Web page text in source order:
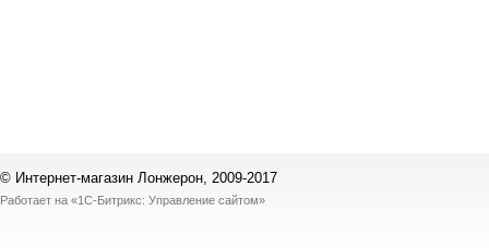
© Интернет-магазин Лонжерон, 2009-2017
Работает на «1С-Битрикс: Управление сайтом»